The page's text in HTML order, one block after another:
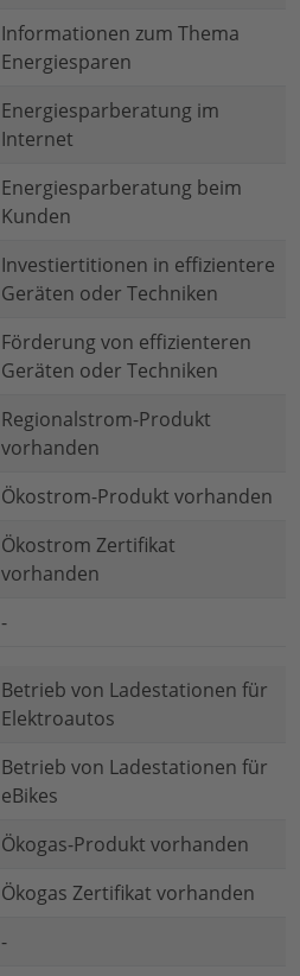
Informationen zum Thema
Energiesparen
Energiesparberatung im
Internet
Energiesparberatung beim
Kunden
Investiertitionen in effizientere
Geräten oder Techniken
Förderung von effizienteren
Geräten oder Techniken
Regionalstrom-Produkt
vorhanden
Ökostrom-Produkt vorhanden
Ökostrom Zertifikat
vorhanden
-
Betrieb von Ladestationen für
Elektroautos
Betrieb von Ladestationen für
eBikes
Ökogas-Produkt vorhanden
Ökogas Zertifikat vorhanden
-